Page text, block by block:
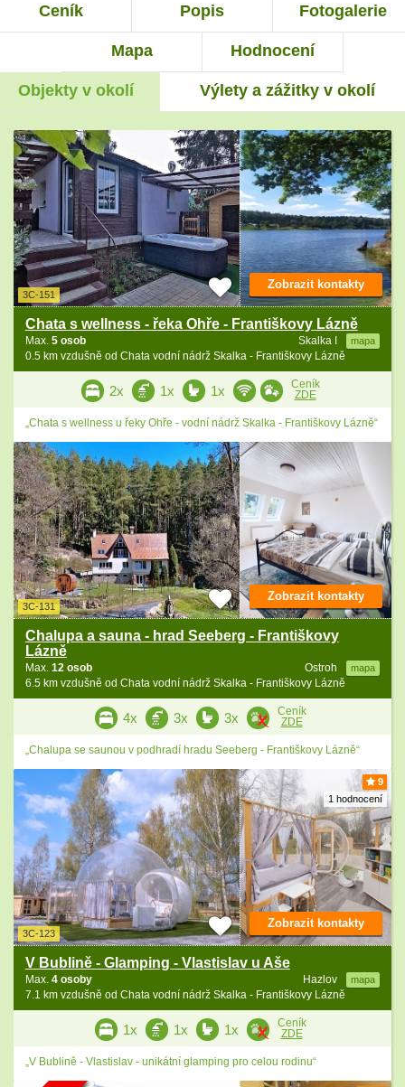
Ceník Popis Fotogalerie
Mapa Hodnocení
Objekty v okolí Výlety a zážitky v okolí
3C-151
Chata s wellness - řeka Ohře - Františkovy Lázně
Skalka I mapa
Max. 5 osob
0.5 km vzdušně od Chata vodní nádrž Skalka - Františkovy Lázně
Zobrazit kontakty
2x 1x 1x
Ceník
ZDE
„Chata s wellness u řeky Ohře - vodní nádrž Skalka - Františkovy Lázně“
3C-131
Chalupa a sauna - hrad Seeberg - Františkovy
Lázně
Ostroh mapa
Max. 12 osob
6.5 km vzdušně od Chata vodní nádrž Skalka - Františkovy Lázně
Zobrazit kontakty
4x 3x 3x
Ceník
ZDE
„Chalupa se saunou v podhradí hradu Seeberg - Františkovy Lázně“
9
1 hodnocení
3C-123
V Bublině - Glamping - Vlastislav u Aše
Hazlov mapa
Max. 4 osoby
7.1 km vzdušně od Chata vodní nádrž Skalka - Františkovy Lázně
Zobrazit kontakty
1x 1x 1x
Ceník
ZDE
„V Bublině - Vlastislav - unikátní glamping pro celou rodinu“